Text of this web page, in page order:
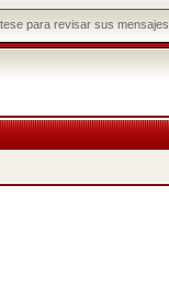
para revisar sus mensajes